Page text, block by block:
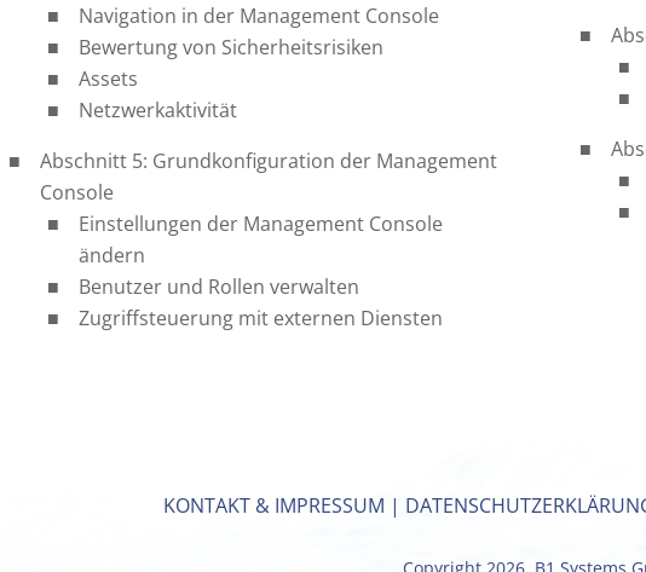
Navigation in der Management Console
Bewertung von Sicherheitsrisiken
Assets
Netzwerkaktivität
Abschnitt 5: Grundkonfiguration der Management
Console
Einstellungen der Management Console
ändern
Benutzer und Rollen verwalten
Zugriffsteuerung mit externen Diensten
KONTAKT & IMPRESSUM |